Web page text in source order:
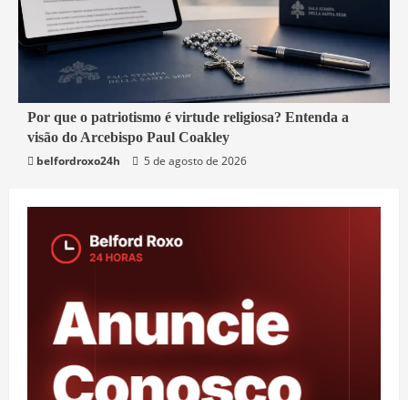
3 min read
Mundo
Por que o patriotismo é virtude religiosa? Entenda a
visão do Arcebispo Paul Coakley
belfordroxo24h
5 de agosto de 2026